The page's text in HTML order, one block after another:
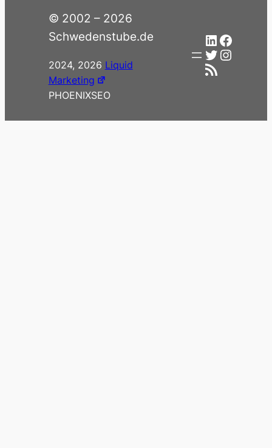
© 2002 – 2026
Schwedenstube.de
2024, 2026 Liquid
Marketing
PHOENIXSEO
LinkedIn
Twitter
RSS-Feed